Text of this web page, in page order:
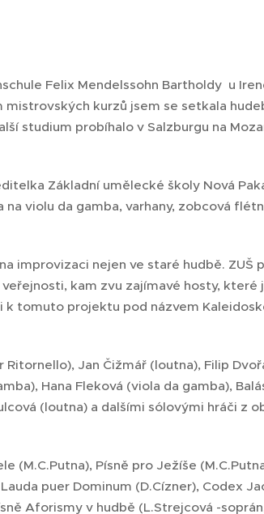
Felix Mendelssohn Bartholdy u
mistrovských kurzů jsem se setkala
studium probíhalo v Salzburgu na
Základní umělecké školy Nová
violu da gamba, varhany, zobcová
improvizaci nejen ve staré hudbě. ZUŠ
kam zvu zajímavé hosty, které
tomuto projektu pod názvem
Jan Čižmář (loutna), Filip
Hana Fleková (viola da gamba),
(loutna) a dalšími sólovými hráči z
(M.C.Putna), Písně pro Ježíše
puer Dominum (D.Cízner), Codex
Aforismy v hudbě (L.Strejcová -